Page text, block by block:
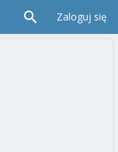
Zaloguj się